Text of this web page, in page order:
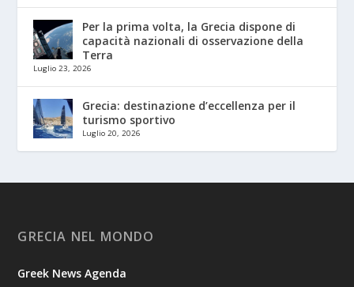
Per la prima volta, la Grecia dispone di
capacità nazionali di osservazione della
Terra
Luglio 23, 2026
Grecia: destinazione d’eccellenza per il
turismo sportivo
Luglio 20, 2026
GRECIA NEL MONDO
Greek News Agenda